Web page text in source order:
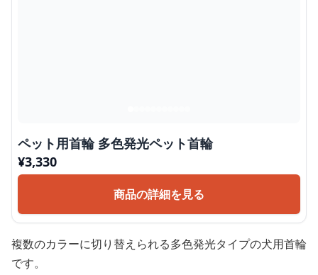
ペット用首輪 多色発光ペット首輪
¥3,330
商品の詳細を見る
複数のカラーに切り替えられる多色発光タイプの犬用首輪
です。